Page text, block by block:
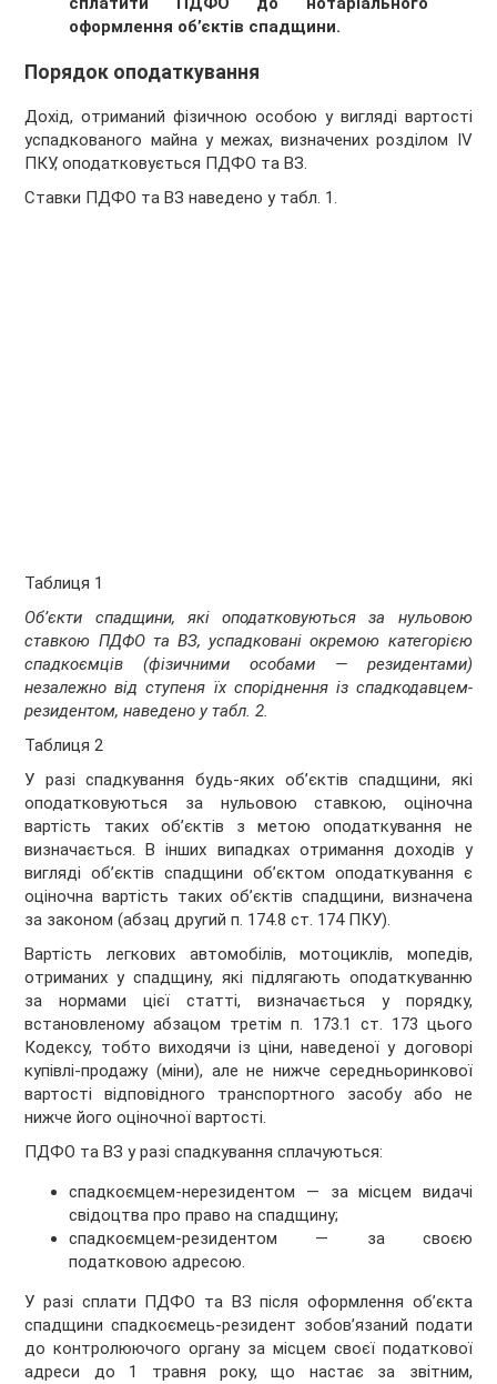
оформлення об’єктів спадщини.
Порядок оподаткування
Дохід, отриманий фізичною особою у вигляді вартості
успадкованого майна у межах, визначених розділом IV
ПКУ, оподатковується ПДФО та ВЗ.
Ставки ПДФО та ВЗ наведено у табл. 1.
Таблиця 1
Об’єкти спадщини, які оподатковуються за нульовою
ставкою ПДФО та ВЗ, успадковані окремою категорією
спадкоємців (фізичними особами — резидентами)
незалежно від ступеня їх споріднення із спадкодавцем-
резидентом, наведено у табл. 2.
Таблиця 2
У разі спадкування будь-яких об’єктів спадщини, які
оподатковуються за нульовою ставкою, оціночна
вартість таких об’єктів з метою оподаткування не
визначається. В інших випадках отримання доходів у
вигляді об’єктів спадщини об’єктом оподаткування є
оціночна вартість таких об’єктів спадщини, визначена
за законом (абзац другий п. 174.8 ст. 174 ПКУ).
Вартість легкових автомобілів, мотоциклів, мопедів,
отриманих у спадщину, які підлягають оподаткуванню
за нормами цієї статті, визначається у порядку,
встановленому абзацом третім п. 173.1 ст. 173 цього
Кодексу, тобто виходячи із ціни, наведеної у договорі
купівлі-продажу (міни), але не нижче середньоринкової
вартості відповідного транспортного засобу або не
нижче його оціночної вартості.
ПДФО та ВЗ у разі спадкування сплачуються:
спадкоємцем-нерезидентом — за місцем видачі
свідоцтва про право на спадщину;
спадкоємцем-резидентом — за своєю
податковою адресою.
У разі сплати ПДФО та ВЗ після оформлення об’єкта
спадщини спадкоємець-резидент зобов’язаний подати
до контролюючого органу за місцем своєї податкової
адреси до 1 травня року, що настає за звітним,